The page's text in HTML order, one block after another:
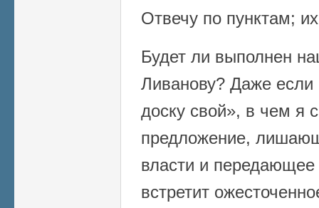
Отвечу по пунктам;
Будет ли выполнен
Ливанову? Даже
доску свой», в чем я
предложение,
власти и
встретит